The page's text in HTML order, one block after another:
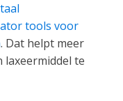
tools voor
. Dat helpt meer
laxeermiddel te